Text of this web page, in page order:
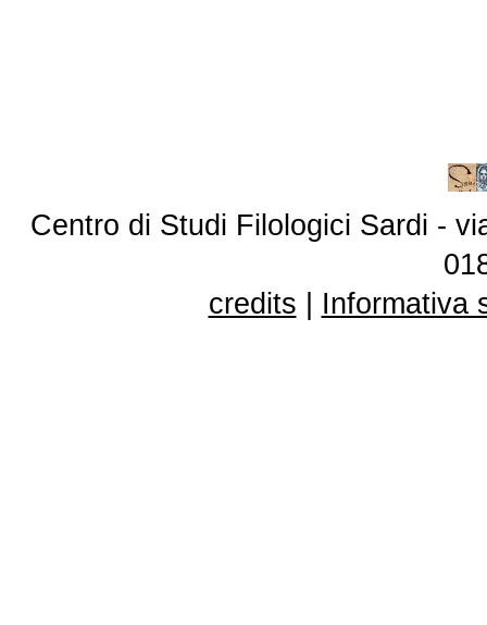
Centro di Studi Filologici Sardi -
credits
Informativa